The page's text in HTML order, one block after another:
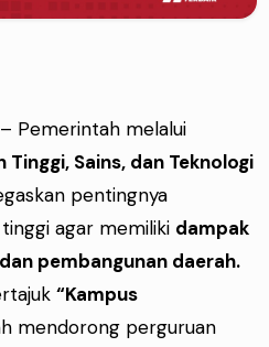
– Pemerintah melalui
Sains, dan Teknologi
pentingnya
agar memiliki dampak
pembangunan daerah.
“Kampus
mendorong perguruan